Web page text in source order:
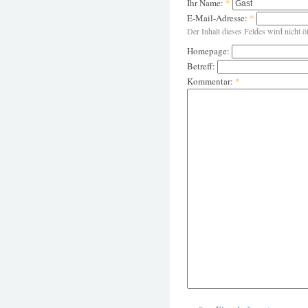
Ihr Name: *
E-Mail-Adresse: *
Der Inhalt dieses Feldes wird nicht
Homepage:
Betreff:
Kommentar: *